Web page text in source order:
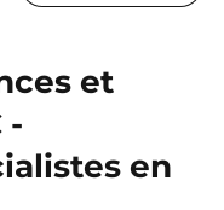
et
-
en